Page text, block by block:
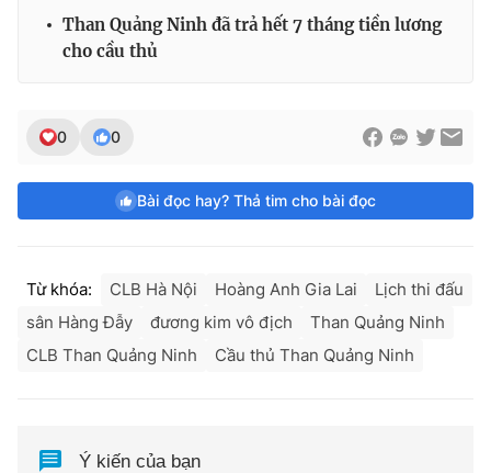
Than Quảng Ninh đã trả hết 7 tháng tiền lương
cho cầu thủ
0 0
Bài đọc hay? Thả tim cho bài đọc
Từ khóa: CLB Hà Nội Hoàng Anh Gia Lai
Lịch thi đấu
sân Hàng Đẫy
đương kim vô địch
Than Quảng Ninh
CLB Than Quảng Ninh
Cầu thủ Than Quảng Ninh
Ý kiến của bạn